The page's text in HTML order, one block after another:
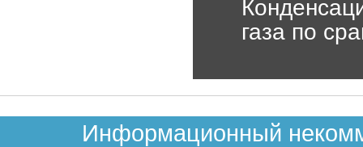
газа по
Информационный